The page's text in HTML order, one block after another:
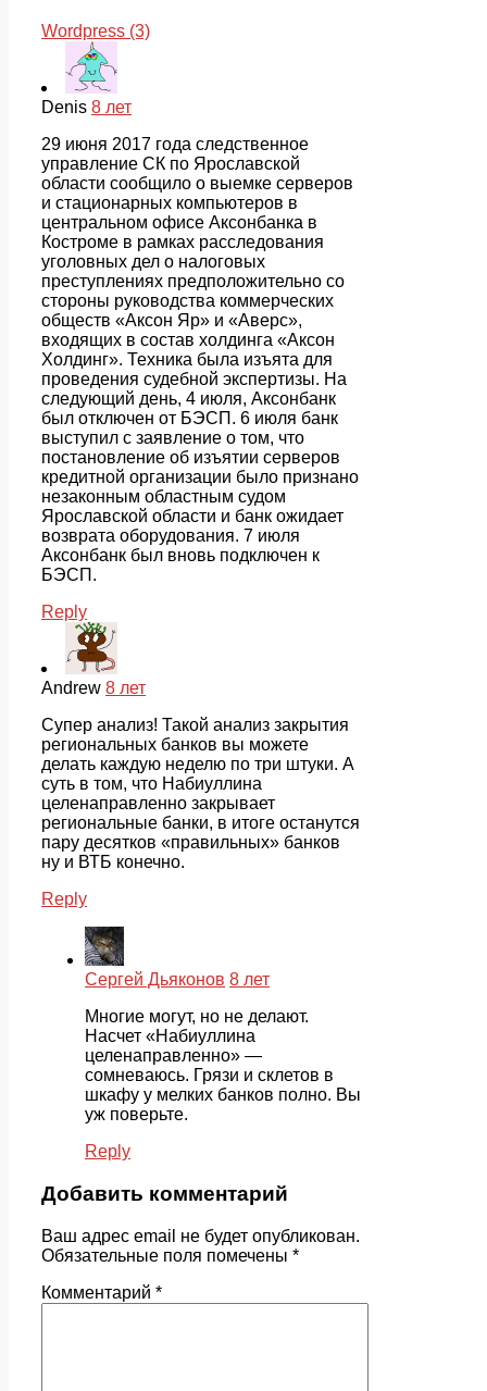
Wordpress (3)
Denis 8 лет
29 июня 2017 года следственное
управление СК по Ярославской
области сообщило о выемке серверов
и стационарных компьютеров в
центральном офисе Аксонбанка в
Костроме в рамках расследования
уголовных дел о налоговых
преступлениях предположительно со
стороны руководства коммерческих
обществ «Аксон Яр» и «Аверс»,
входящих в состав холдинга «Аксон
Холдинг». Техника была изъята для
проведения судебной экспертизы. На
следующий день, 4 июля, Аксонбанк
был отключен от БЭСП. 6 июля банк
выступил с заявление о том, что
постановление об изъятии серверов
кредитной организации было признано
незаконным областным судом
Ярославской области и банк ожидает
возврата оборудования. 7 июля
Аксонбанк был вновь подключен к
БЭСП.
Reply
Andrew 8 лет
Супер анализ! Такой анализ закрытия
региональных банков вы можете
делать каждую неделю по три штуки. А
суть в том, что Набиуллина
целенаправленно закрывает
региональные банки, в итоге останутся
пару десятков «правильных» банков
ну и ВТБ конечно.
Reply
Сергей Дьяконов 8 лет
Многие могут, но не делают.
Насчет «Набиуллина
целенаправленно» —
сомневаюсь. Грязи и склетов в
шкафу у мелких банков полно. Вы
уж поверьте.
Reply
Добавить комментарий
Ваш адрес email не будет опубликован.
Обязательные поля помечены *
Комментарий *